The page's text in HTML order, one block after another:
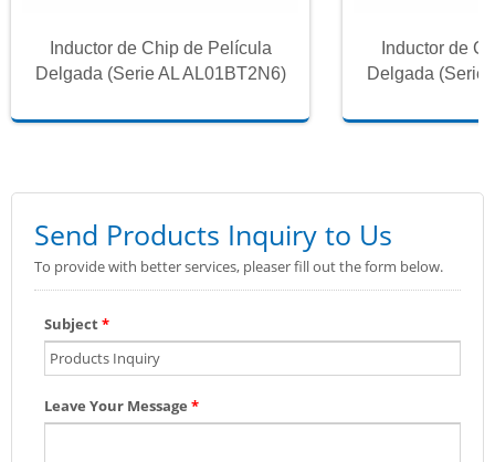
Inductor de Chip de Película
Delgada (Serie AL AL01BT2N6)
Inductor de
Delgada (Serie